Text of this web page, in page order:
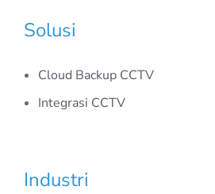
Solusi
Cloud Backup CCTV
Integrasi CCTV
Industri